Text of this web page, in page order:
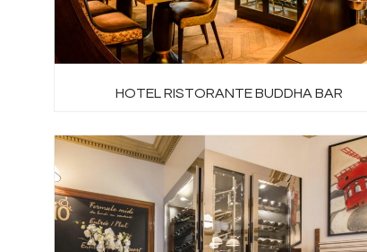
HOTEL RISTORANTE BUDDHA BAR